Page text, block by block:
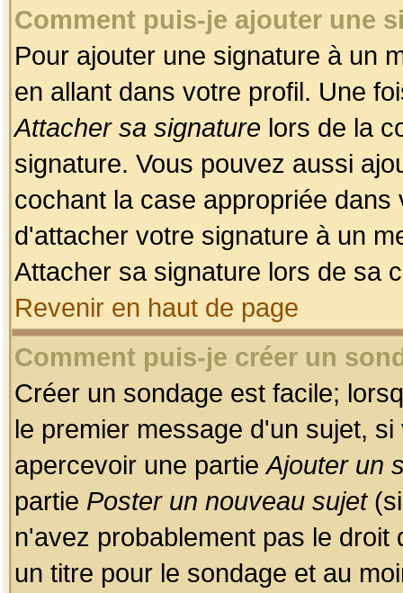
Comment puis-je ajouter une
Pour ajouter une signature à un
en allant dans votre profil. Une
Attacher sa signature lors de la
signature. Vous pouvez aussi
cochant la case appropriée
d'attacher votre signature à un
Attacher sa signature lors de sa
Revenir en haut de page
Comment puis-je créer un
Créer un sondage est facile;
le premier message d'un sujet,
apercevoir une partieAjouter un
partie Poster un nouveau sujet(si
n'avez probablement pas le
un titre pour le sondage et au